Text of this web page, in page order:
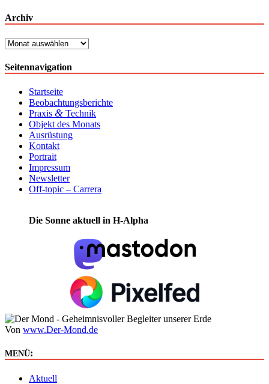
Archiv
Archiv
Seitennavigation
Startseite
Beobachtungsberichte
Praxis & Technik
Objekt des Monats
Ausrüstung
Kontakt
Portrait
Impressum
Newsletter
Off-topic – Carrera
Die Sonne aktuell in H-Alpha
Von www.Der-Mond.de
MENÜ:
Aktuell